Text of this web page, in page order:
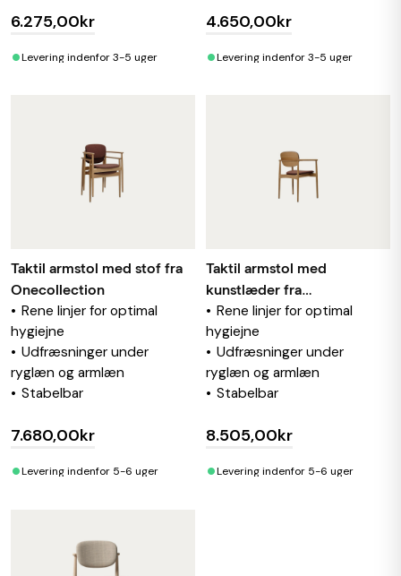
6.275,00kr
•Levering indenfor 3-5 uger
4.650,00kr
•Levering indenfor 3-5 uger
Taktil armstol med stof fra
Onecollection
Rene linjer for optimal
hygiejne
Udfræsninger under
ryglæn og armlæn
Stabelbar
7.680,00kr
•Levering indenfor 5-6 uger
Taktil armstol med
kunstlæder fra
Onecollection
Rene linjer for optimal
hygiejne
Udfræsninger under
ryglæn og armlæn
Stabelbar
8.505,00kr
•Levering indenfor 5-6 uger